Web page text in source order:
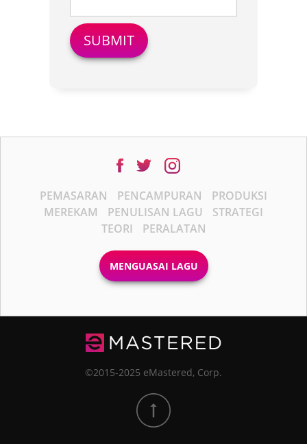
PEMASARAN PENCAMPURAN
PRODUKSI
MEREKAM
PENULISAN LAGU
STRATEGI
TEORI
PERALATAN
MENGUASAI LAGU
©2015-2025 eMastered, Corp.